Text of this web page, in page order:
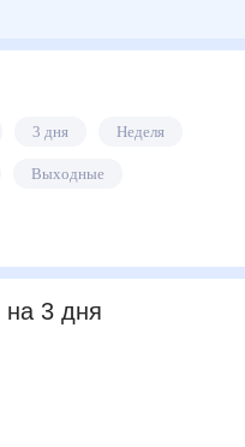
3 дня Неделя
Выходные
на 3 дня